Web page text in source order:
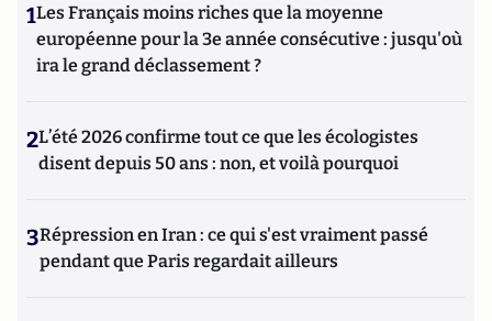
1Les Français moins riches que la moyenne
européenne pour la 3e année consécutive : jusqu'où
ira le grand déclassement ?
2L’été 2026 confirme tout ce que les écologistes
disent depuis 50 ans : non, et voilà pourquoi
3Répression en Iran : ce qui s'est vraiment passé
pendant que Paris regardait ailleurs